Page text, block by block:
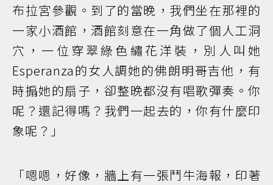
布拉宮參觀。到了的當晚，我們坐在那裡的
一家小酒館，酒館刻意在一角做了個人工洞
穴，一位穿翠綠色繡花洋裝，別人叫她
Esperanza的女人調她的佛朗明哥吉他，有
時搧她的扇子，卻整晚都沒有唱歌彈奏。你
呢？還記得嗎？我們一起去的，你有什麼印
象呢？」
「嗯嗯，好像，牆上有一張鬥牛海報，印著